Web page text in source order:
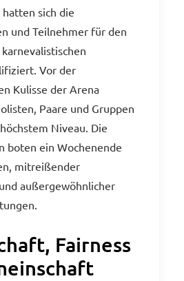
sich die
und Teilnehmer für den
Vor der
Kulisse der Arena
Paare und Gruppen
Niveau. Die
boten ein Wochenende
mitreißender
außergewöhnlicher
Fairness